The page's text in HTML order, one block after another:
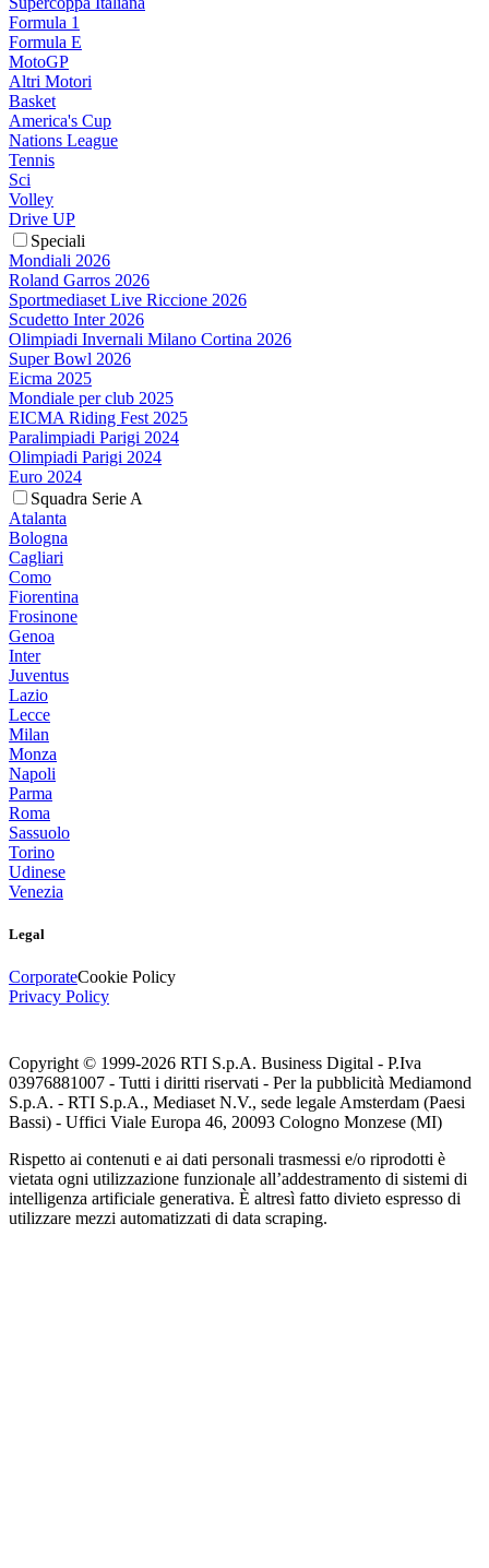
Formula 1
Formula E
MotoGP
Altri Motori
Basket
America's Cup
Nations League
Tennis
Sci
Volley
Drive UP
Speciali
Mondiali 2026
Roland Garros 2026
Sportmediaset Live Riccione 2026
Scudetto Inter 2026
Olimpiadi Invernali Milano Cortina 2026
Super Bowl 2026
Eicma 2025
Mondiale per club 2025
EICMA Riding Fest 2025
Paralimpiadi Parigi 2024
Olimpiadi Parigi 2024
Euro 2024
Squadra Serie A
Atalanta
Bologna
Cagliari
Como
Fiorentina
Frosinone
Genoa
Inter
Juventus
Lazio
Lecce
Milan
Monza
Napoli
Parma
Roma
Sassuolo
Torino
Udinese
Venezia
Legal
CorporateCookie Policy
Privacy Policy
Copyright © 1999-2026 RTI S.p.A. Business Digital - P.Iva
03976881007 - Tutti i diritti riservati - Per la pubblicità Mediamond
S.p.A. - RTI S.p.A., Mediaset N.V., sede legale Amsterdam (Paesi
Bassi) - Uffici Viale Europa 46, 20093 Cologno Monzese (MI)
Rispetto ai contenuti e ai dati personali trasmessi e/o riprodotti è
vietata ogni utilizzazione funzionale all’addestramento di sistemi di
intelligenza artificiale generativa. È altresì fatto divieto espresso di
utilizzare mezzi automatizzati di data scraping.